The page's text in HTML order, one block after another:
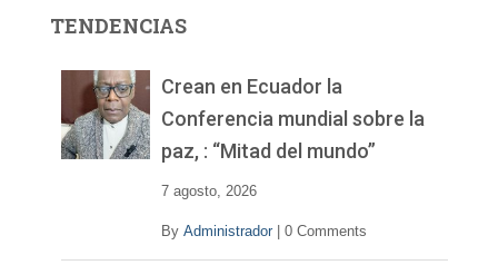
d
TENDENCIAS
Crean en Ecuador la
Conferencia mundial sobre la
paz, : “Mitad del mundo”
7 agosto, 2026
By Administrador 0 Comments